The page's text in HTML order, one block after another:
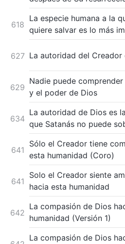
618
La especie humana a la
quiere salvar es lo más
Su corazón (Coro)
627 La autoridad del Creador
629
Nadie puede
y el poder de Dios
634
La autoridad de Dios es
que Satanás no puede
641
Sólo el Creador tiene
esta humanidad (Coro)
641
Solo el Creador siente
hacia esta humanidad
642
La compasión de Dios
humanidad (Versión 1)
La compasión de Dios